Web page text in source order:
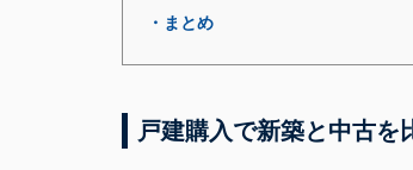
・まとめ
戸建購入で新築と中古を